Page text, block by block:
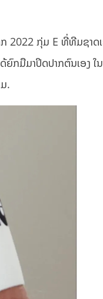
2022 ກຸ່ມ E ທີ່ທີມຊາ
ກມືມາປິດປາກຕົນເອງ
.